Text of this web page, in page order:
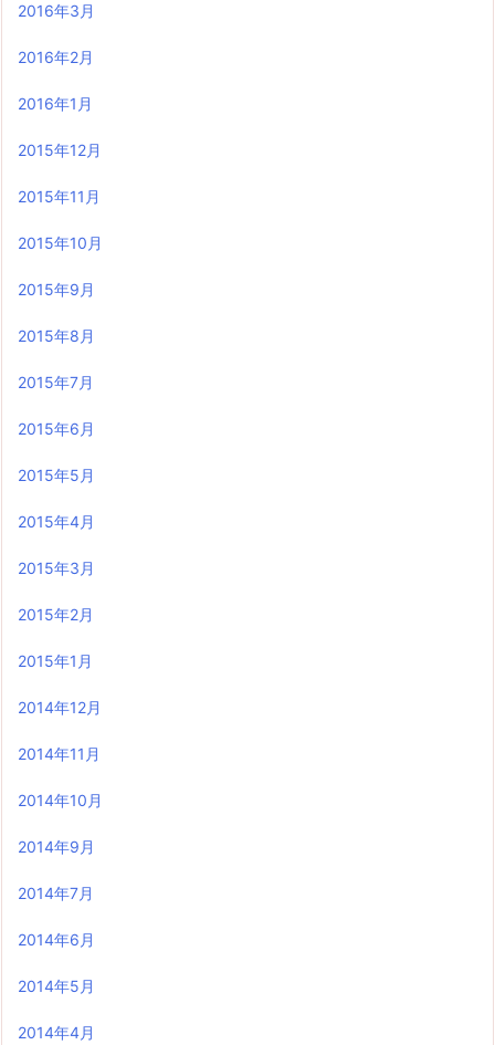
2016年3月
2016年2月
2016年1月
2015年12月
2015年11月
2015年10月
2015年9月
2015年8月
2015年7月
2015年6月
2015年5月
2015年4月
2015年3月
2015年2月
2015年1月
2014年12月
2014年11月
2014年10月
2014年9月
2014年7月
2014年6月
2014年5月
2014年4月